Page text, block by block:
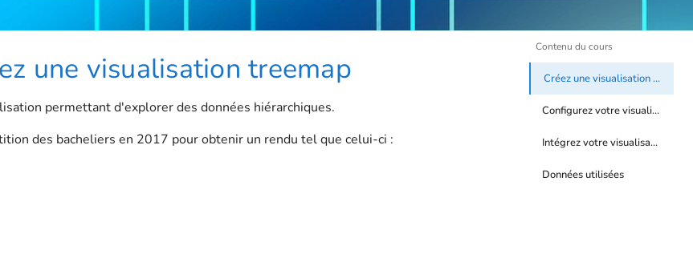
Contenu du cours
Créez une visualisation treemap
Configurez votre visualisation
Intégrez votre visualisation à votre site
Données utilisées
une visualisation treemap
permettant d'explorer des données hiérarchiques.
des bacheliers en 2017 pour obtenir un rendu tel que celui-ci :